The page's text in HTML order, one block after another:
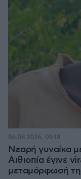
Νεαρή γυναίκα
Αιθιοπία έγινε
μεταμόρφωσή
06.08.2026, 09:18